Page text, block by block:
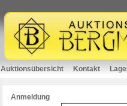
Auktionsübersicht Kontakt
Anmeldung